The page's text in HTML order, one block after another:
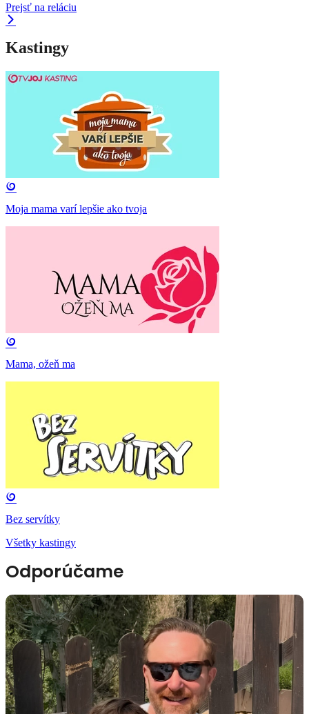
Prejsť na reláciu
Kastingy
Moja mama varí lepšie ako tvoja
Mama, ožeň ma
Bez servítky
Všetky kastingy
Odporúčame